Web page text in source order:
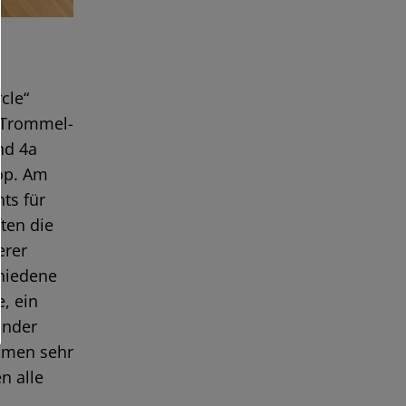
4a
Am
für
die
ein
sehr
alle